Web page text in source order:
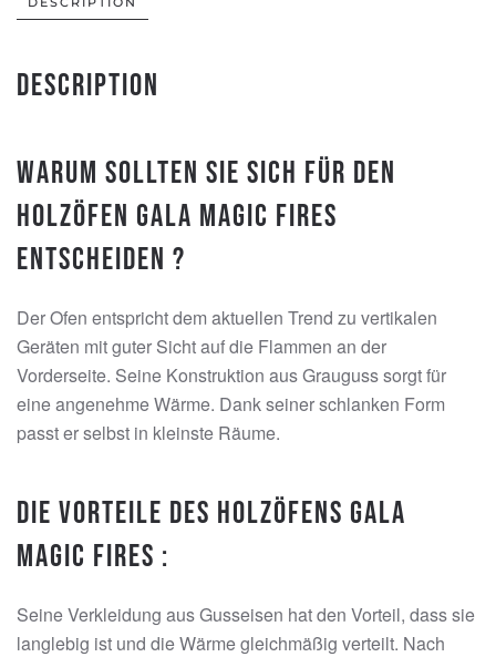
Description
Warum sollten Sie sich für den
Holzöfen Gala Magic Fires
entscheiden ?
Der Ofen entspricht dem aktuellen Trend zu vertikalen
Geräten mit guter Sicht auf die Flammen an der
Vorderseite. Seine Konstruktion aus Grauguss sorgt für
eine angenehme Wärme. Dank seiner schlanken Form
passt er selbst in kleinste Räume.
Die Vorteile des Holzöfens Gala
Magic Fires :
Seine Verkleidung aus Gusseisen hat den Vorteil, dass sie
langlebig ist und die Wärme gleichmäßig verteilt. Nach